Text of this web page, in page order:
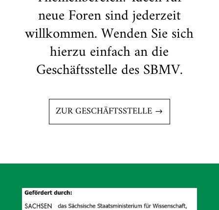
neue Foren sind jederzeit
willkommen. Wenden Sie sich
hierzu einfach an die
Geschäftsstelle des SBMV.
ZUR GESCHÄFTSSTELLE